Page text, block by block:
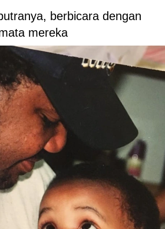
berbicara dengan
mereka